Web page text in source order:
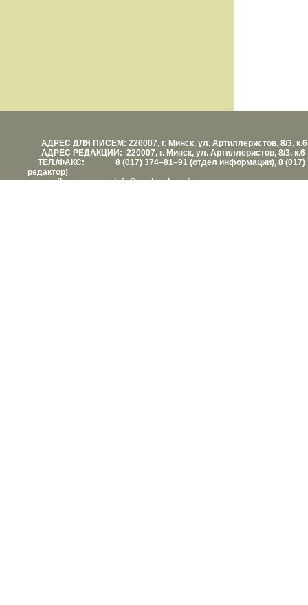
АДРЕС ДЛЯ ПИСЕМ: 220007, г. Минск, ул. Артиллеристов, 8/3, к.6
АДРЕС РЕДАКЦИИ: 220007, г. Минск, ул. Артиллеристов, 8/3, к.6
ТЕЛ./ФАКС: 8 (017) 374–81–91 (отдел информации), 8 (017)
редактор)
е-mail: info@vashezdorovie.com